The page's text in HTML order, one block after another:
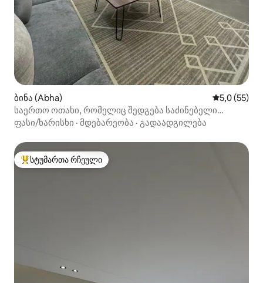
ბინა (Abha) საშუალო
5,0 (55)
საერთო ოთახი, რომელიც შედგება საძინებელი
ოთახისა და მისაღები ოთახისგან
ფასი/ხარისხი · მდებარეობა · გადაადგილება
სტუმართა რჩეული მოწინავე ვარიანტი
სტუმართა რჩეული